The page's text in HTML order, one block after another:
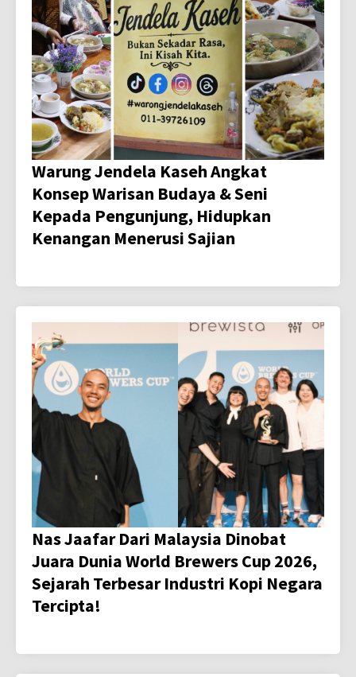
Warung Jendela Kaseh Angkat
Konsep Warisan Budaya & Seni
Kepada Pengunjung, Hidupkan
Kenangan Menerusi Sajian
Nas Jaafar Dari Malaysia Dinobat
Juara Dunia World Brewers Cup 2026,
Sejarah Terbesar Industri Kopi Negara
Tercipta!